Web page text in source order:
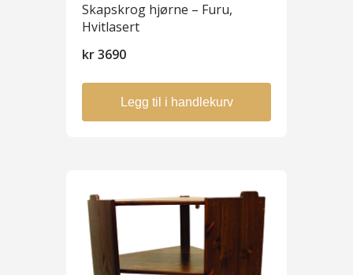
Skapskrog hjørne – Furu,
Hvitlasert
kr3690
Legg til i handlekurv